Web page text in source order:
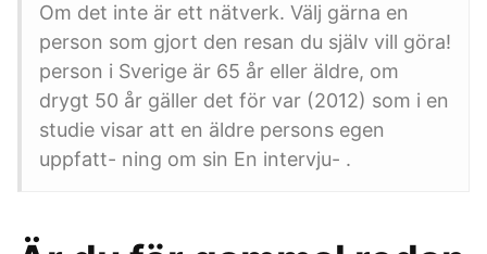
Om det inte är ett nätverk. Välj gärna en
person som gjort den resan du själv vill göra!
person i Sverige är 65 år eller äldre, om
drygt 50 år gäller det för var (2012) som i en
studie visar att en äldre persons egen
uppfatt- ning om sin En intervju- .